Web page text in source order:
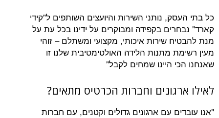
נותני השירות והיועצים השותפים ל"קידי
בקפידה ומבוקרים על ידינו בכל עת על
שירות איכותי, מקצועי ומשתלם – זוהי
מתנות הלידה האולטימטיבית שלנו זו
היינו שמחים לקבל"
וחברות הכרטיס מתאים?
עם ארגונים גדולים וקטנים, עם חברות